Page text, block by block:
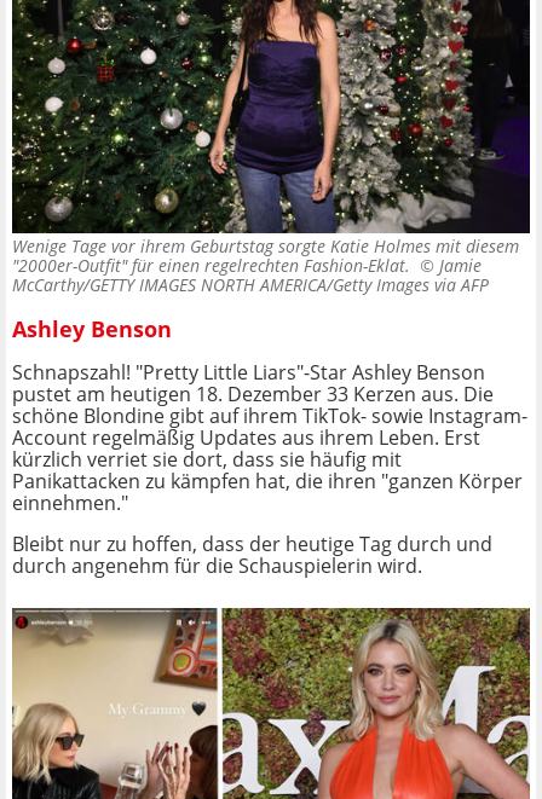
Wenige Tage vor ihrem Geburtstag sorgte Katie Holmes mit diesem
"2000er-Outfit" für einen regelrechten Fashion-Eklat. © Jamie
McCarthy/GETTY IMAGES NORTH AMERICA/Getty Images via AFP
Ashley Benson
Schnapszahl! "Pretty Little Liars"-Star Ashley Benson
pustet am heutigen 18. Dezember 33 Kerzen aus. Die
schöne Blondine gibt auf ihrem TikTok- sowie Instagram-
Account regelmäßig Updates aus ihrem Leben. Erst
kürzlich verriet sie dort, dass sie häufig mit
Panikattacken zu kämpfen hat, die ihren "ganzen Körper
einnehmen."
Bleibt nur zu hoffen, dass der heutige Tag durch und
durch angenehm für die Schauspielerin wird.